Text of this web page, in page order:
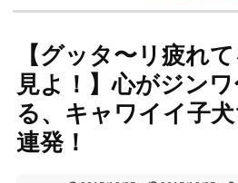
【グッタ〜リ疲れ
見よ！】心がジン
る、キャワイイ子
連発！